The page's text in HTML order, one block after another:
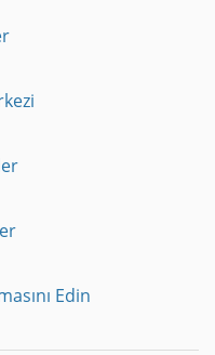
Edin